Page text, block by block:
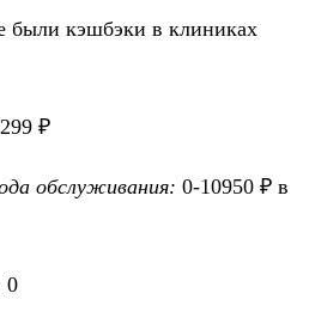
были кэшбэки в клиниках
299 ₽
обслуживания: 0-10950 ₽ в
0